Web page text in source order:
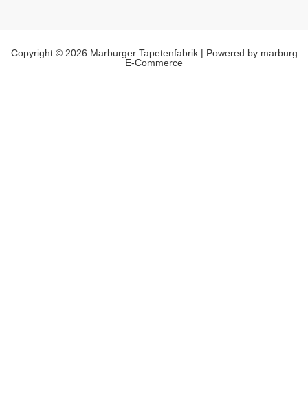
Copyright © 2026 Marburger Tapetenfabrik | Powered by marburg
E-Commerce